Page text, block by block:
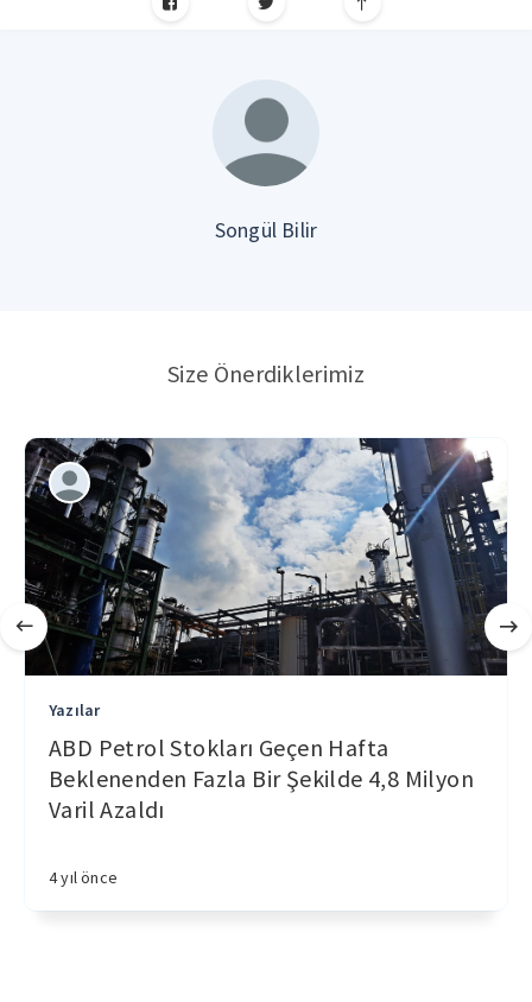
Songül Bilir
Size Önerdiklerimiz
Yazılar
ABD Petrol Stokları Geçen Hafta
Beklenenden Fazla Bir Şekilde 4,8 Milyon
Varil Azaldı
4 yıl önce